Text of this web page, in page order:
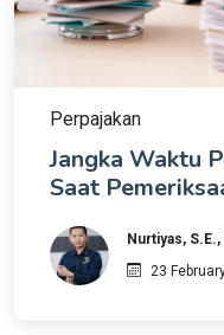
Perpajakan
Jangka Waktu
Saat
Nurtiyas,
23